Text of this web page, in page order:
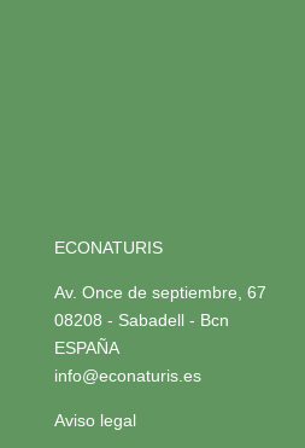
ECONATURIS
Av. Once de septiembre, 67
08208 - Sabadell - Bcn
ESPAÑA
info@econaturis.es
Aviso legal